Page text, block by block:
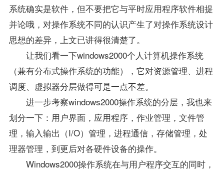
系统确实是软件，但不要把它与平时应用程序软件相提
并论哦，对操作系统不同的认识产生了对操作系统设计
思想的差异，上文已讲得很清楚了。
让我们看一下windows2000个人计算机操作系统
（兼有分布式操作系统的功能），它对资源管理、进程
调度、虚拟器分层做得可是一点不差。
进一步考察windows2000操作系统的分层，我也来
划分一下：用户界面，应用程序，作业管理，文件管
理，输入输出（I/O）管理，进程通信，存储管理，处
理器管理，到更后对各硬件设备的操作。
Windows2000操作系统在与用户程序交互的同时，